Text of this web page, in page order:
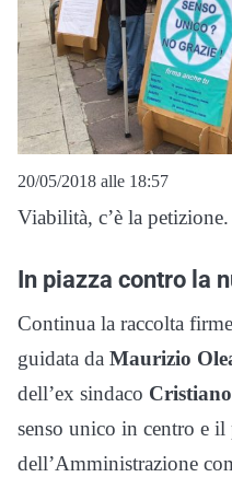
20/05/2018 alle 18:57
Viabilità, c’è la petizione.
In piazza contro la
Continua la raccolta
guidata da Maurizio
dell’ex sindaco
senso unico in centro e
dell’Amministrazione